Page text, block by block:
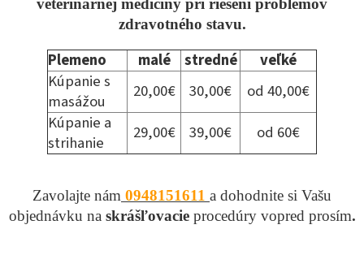
veterinárnej medicíny pri riešení problémov
zdravotného stavu.
Plemeno malé stredné
veľké
Kúpanie s
masážou
20,00€ 30,00€
od 40,00€
Kúpanie a
strihanie
29,00€ 39,00€ od 60€
Zavolajte nám 0948151611 a dohodnite si Vašu
objednávku na skrášľovacie procedúry vopred prosím.